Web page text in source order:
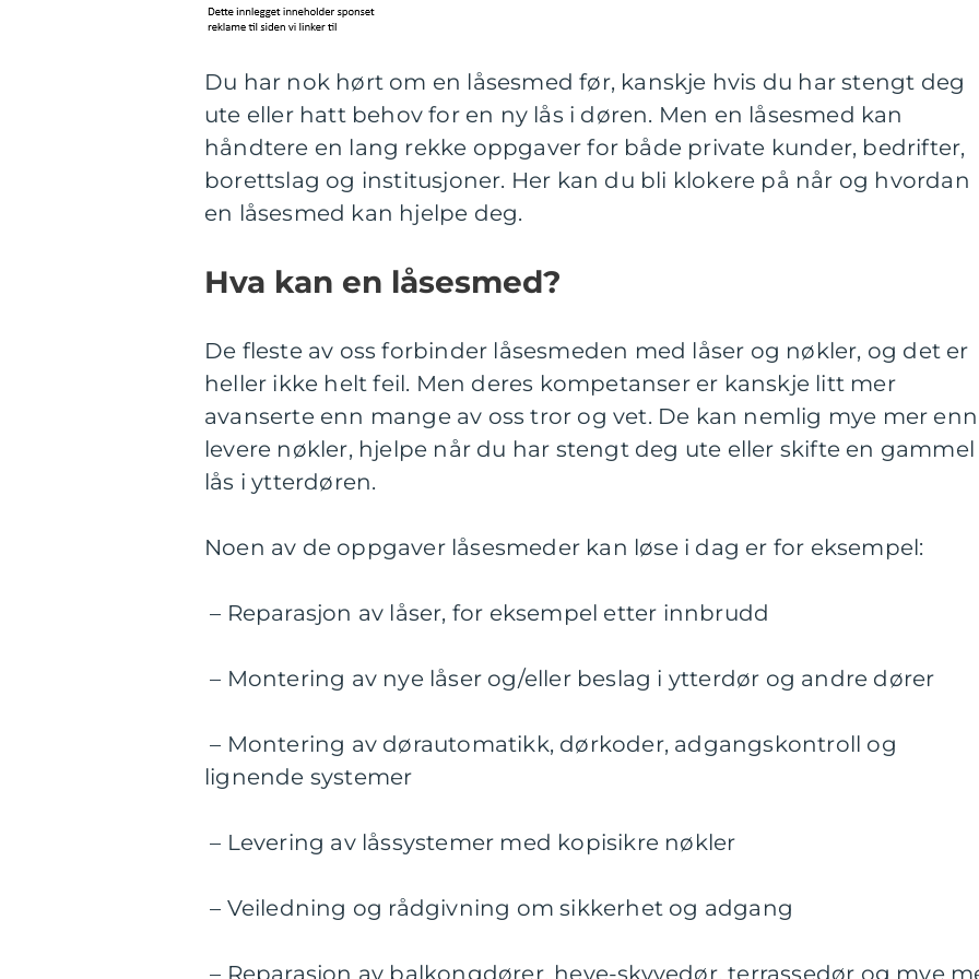
Du har nok hørt om en låsesmed før, kanskje hvis du har stengt deg
ute eller hatt behov for en ny lås i døren. Men en låsesmed kan
håndtere en lang rekke oppgaver for både private kunder, bedrifter,
borettslag og institusjoner. Her kan du bli klokere på når og hvordan
en låsesmed kan hjelpe deg.
Hva kan en låsesmed?
De fleste av oss forbinder låsesmeden med låser og nøkler, og det er
heller ikke helt feil. Men deres kompetanser er kanskje litt mer
avanserte enn mange av oss tror og vet. De kan nemlig mye mer
levere nøkler, hjelpe når du har stengt deg ute eller skifte en gammel
lås i ytterdøren.
Noen av de oppgaver låsesmeder kan løse i dag er for eksempel:
– Reparasjon av låser, for eksempel etter innbrudd
– Montering av nye låser og/eller beslag i ytterdør og andre dører
– Montering av dørautomatikk, dørkoder, adgangskontroll og
lignende systemer
– Levering av låssystemer med kopisikre nøkler
– Veiledning og rådgivning om sikkerhet og adgang
– Reparasjon av balkongdører, heve-skyvedør, terrassedør og mye